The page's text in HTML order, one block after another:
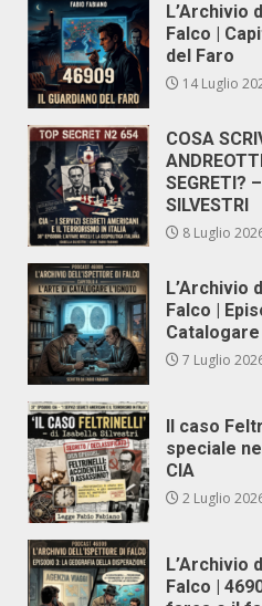
L’Archivio
Falco |
del Faro
14 Luglio
COSA
SEGRETI?
SILVESTRI
8 Luglio
L’Archivio
Falco |
Catalogare
7 Luglio
Il caso
speciale
CIA
2 Luglio
L’Archivio
Falco |